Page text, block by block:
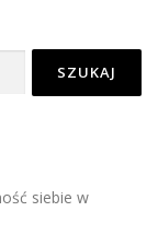
siebie w